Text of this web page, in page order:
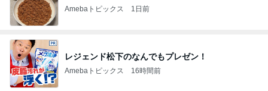
Amebaトピックス 1日前
レジェンド松下のなんでもプレゼン！
Amebaトピックス 16時間前